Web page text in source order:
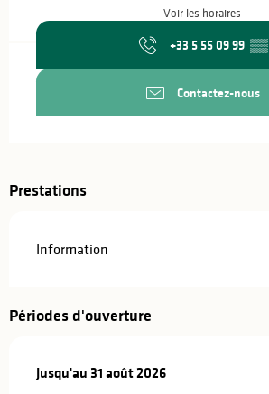
Voir les horaires
+33 5 55 09 99 ▒▒
Contactez-nous
Prestations
Information
Périodes d'ouverture
Du1 juillet 2026au31 août 2026
Jusqu'au31 août 2026